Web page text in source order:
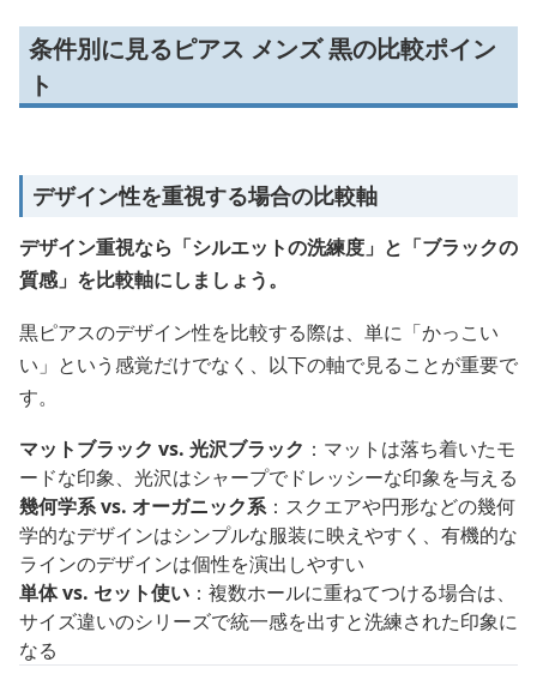
条件別に見るピアス メンズ 黒の比較ポイン
ト
デザイン性を重視する場合の比較軸
デザイン重視なら「シルエットの洗練度」と「ブラックの
質感」を比較軸にしましょう。
黒ピアスのデザイン性を比較する際は、単に「かっこい
い」という感覚だけでなく、以下の軸で見ることが重要で
す。
マットブラック vs. 光沢ブラック ：マットは落ち着いたモ
ードな印象、光沢はシャープでドレッシーな印象を与える
幾何学系 vs. オーガニック系：スクエアや円形などの幾何
学的なデザインはシンプルな服装に映えやすく、有機的な
ラインのデザインは個性を演出しやすい
単体 vs. セット使い ：複数ホールに重ねてつける場合は、
サイズ違いのシリーズで統一感を出すと洗練された印象に
なる